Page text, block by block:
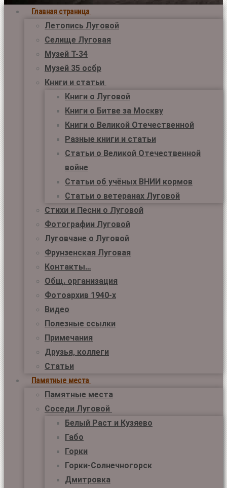
Главная страница
Летопись Луговой
Селище Луговая
Музей Т-34
Музей 35 осбр
Книги и статьи
Книги о Луговой
Книги о Битве за Москву
Книги о Великой Отечественной
Разные книги и статьи
Статьи о Великой Отечественной
войне
Статьи об учёных ВНИИ кормов
Статьи о ветеранах Луговой
Стихи и Песни о Луговой
Фотографии Луговой
Луговчане о Луговой
Фрунзенская Луговая
Контакты…
Общ. организация
Фотоархив 1940-х
Видео
Полезные ссылки
Примечания
Друзья, коллеги
Статьи
Памятные места
Памятные места
Соседи Луговой
Белый Раст и Кузяево
Габо
Горки
Горки-Солнечногорск
Дмитровка